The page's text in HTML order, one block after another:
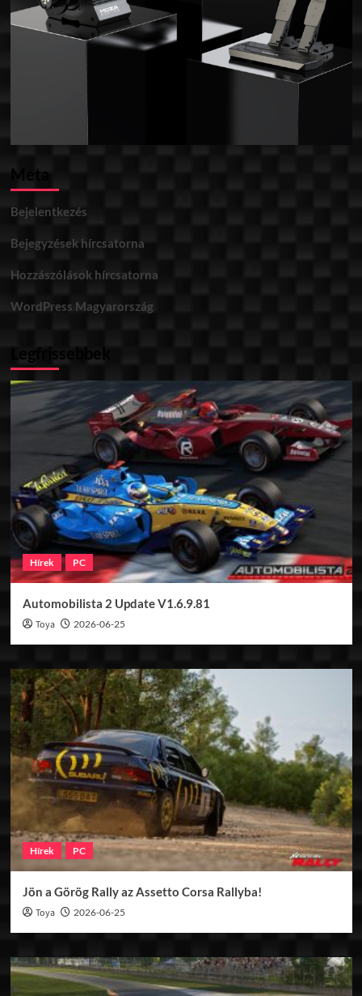
Meta
Bejelentkezés
Bejegyzések hírcsatorna
Hozzászólások hírcsatorna
WordPress Magyarország
Hírek PC
Automobilista 2 Update V1.6.9.81
Toya 2026-06-25
Hírek PC
Jön a Görög Rally az Assetto Corsa Rallyba!
Toya 2026-06-25